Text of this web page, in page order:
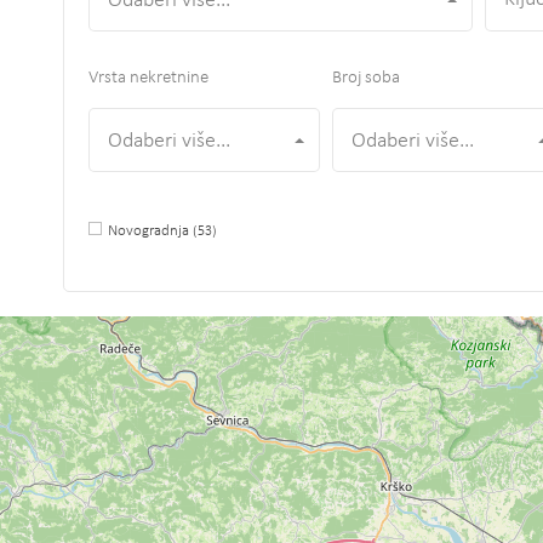
Vrsta nekretnine
Odaberi više...
Broj soba
Odaberi više...
Novogradnja (53)